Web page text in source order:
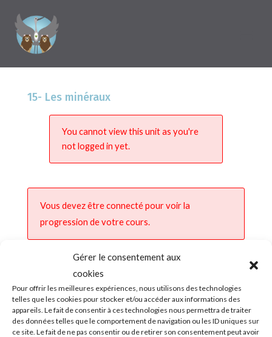
Gérer le consentement aux
cookies
Pour offrir les meilleures expériences, nous utilisons des technologies
telles que les cookies pour stocker et/ou accéder aux informations des
appareils. Le fait de consentir à ces technologies nous permettra de traiter
des données telles que le comportement de navigation ou les ID uniques sur
ce site. Le fait de ne pas consentir ou de retirer son consentement peut avoir
15- Les minéraux
You cannot view this unit as you're
not logged in yet.
Vous devez être connecté pour voir la
progression de votre cours.